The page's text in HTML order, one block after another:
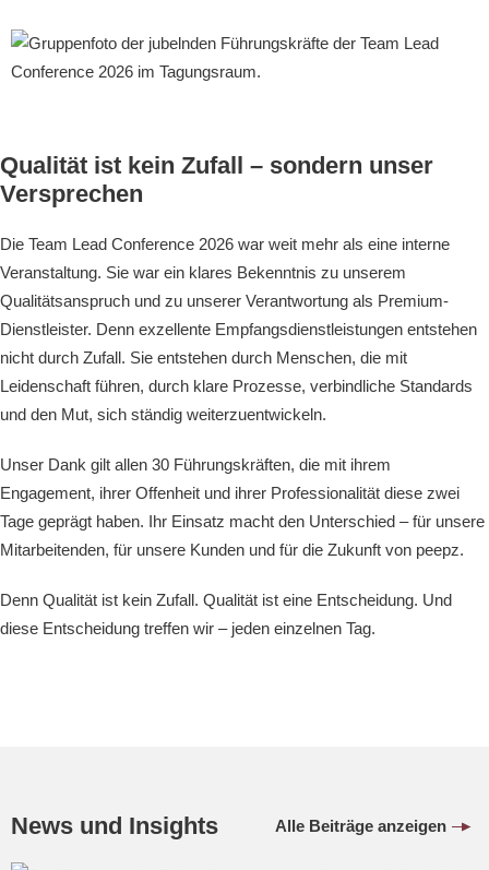
Qualität ist kein Zufall – sondern unser
Versprechen
Die Team Lead Conference 2026 war weit mehr als eine interne
Veranstaltung. Sie war ein klares Bekenntnis zu unserem
Qualitätsanspruch und zu unserer Verantwortung als Premium-
Dienstleister. Denn exzellente Empfangsdienstleistungen entstehen
nicht durch Zufall. Sie entstehen durch Menschen, die mit
Leidenschaft führen, durch klare Prozesse, verbindliche Standards
und den Mut, sich ständig weiterzuentwickeln.
Unser Dank gilt allen 30 Führungskräften, die mit ihrem
Engagement, ihrer Offenheit und ihrer Professionalität diese zwei
Tage geprägt haben. Ihr Einsatz macht den Unterschied – für unsere
Mitarbeitenden, für unsere Kunden und für die Zukunft von peepz.
Denn Qualität ist kein Zufall. Qualität ist eine Entscheidung. Und
diese Entscheidung treffen wir – jeden einzelnen Tag.
News und Insights Alle Beiträge anzeigen